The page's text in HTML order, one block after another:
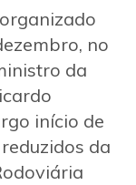
no
da
início de
da